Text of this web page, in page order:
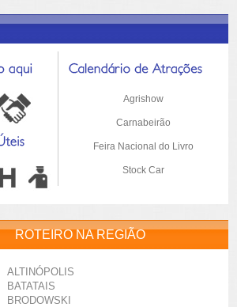
Agrishow
Carnabeirão
Feira Nacional do Livro
Stock Car
ROTEIRO NA REGIÃO
ALTINÓPOLIS
BATATAIS
BRODOWSKI